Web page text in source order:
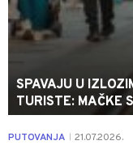
SPAVAJU U
TURISTE: MAČKE
PUTOVANJA 21.07.2026.